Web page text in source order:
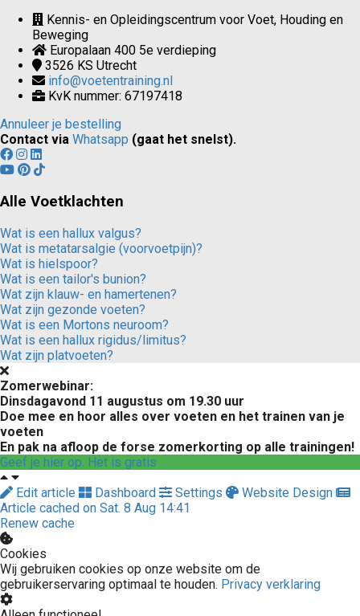
Kennis- en Opleidingscentrum voor Voet, Houding en
Beweging
Europalaan 400 5e verdieping
3526 KS Utrecht
info@voetentraining.nl
KvK nummer: 67197418
Annuleer je bestelling
Contact via Whatsapp (gaat het snelst).
Alle Voetklachten
Wat is een hallux valgus?
Wat is metatarsalgie (voorvoetpijn)?
Wat is hielspoor?
Wat is een tailor's bunion?
Wat zijn klauw- en hamertenen?
Wat zijn gezonde voeten?
Wat is een Mortons neuroom?
Wat is een hallux rigidus/limitus?
Wat zijn platvoeten?
Zomerwebinar:
Dinsdagavond 11 augustus om 19.30 uur
Doe mee en hoor alles over voeten en het trainen van je
voeten
En pak na afloop de forse zomerkorting op alle trainingen!
Geef je hier op. Het is gratis
Edit article
Dashboard Settings
Website Design
Article cached on Sat. 8 Aug 14:41
Renew cache
Cookies
Wij gebruiken cookies op onze website om de
gebruikerservaring optimaal te houden. Privacy verklaring